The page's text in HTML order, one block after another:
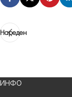
Нареден
ИНФО